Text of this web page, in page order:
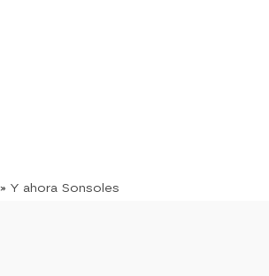
» Y ahora Sonsoles